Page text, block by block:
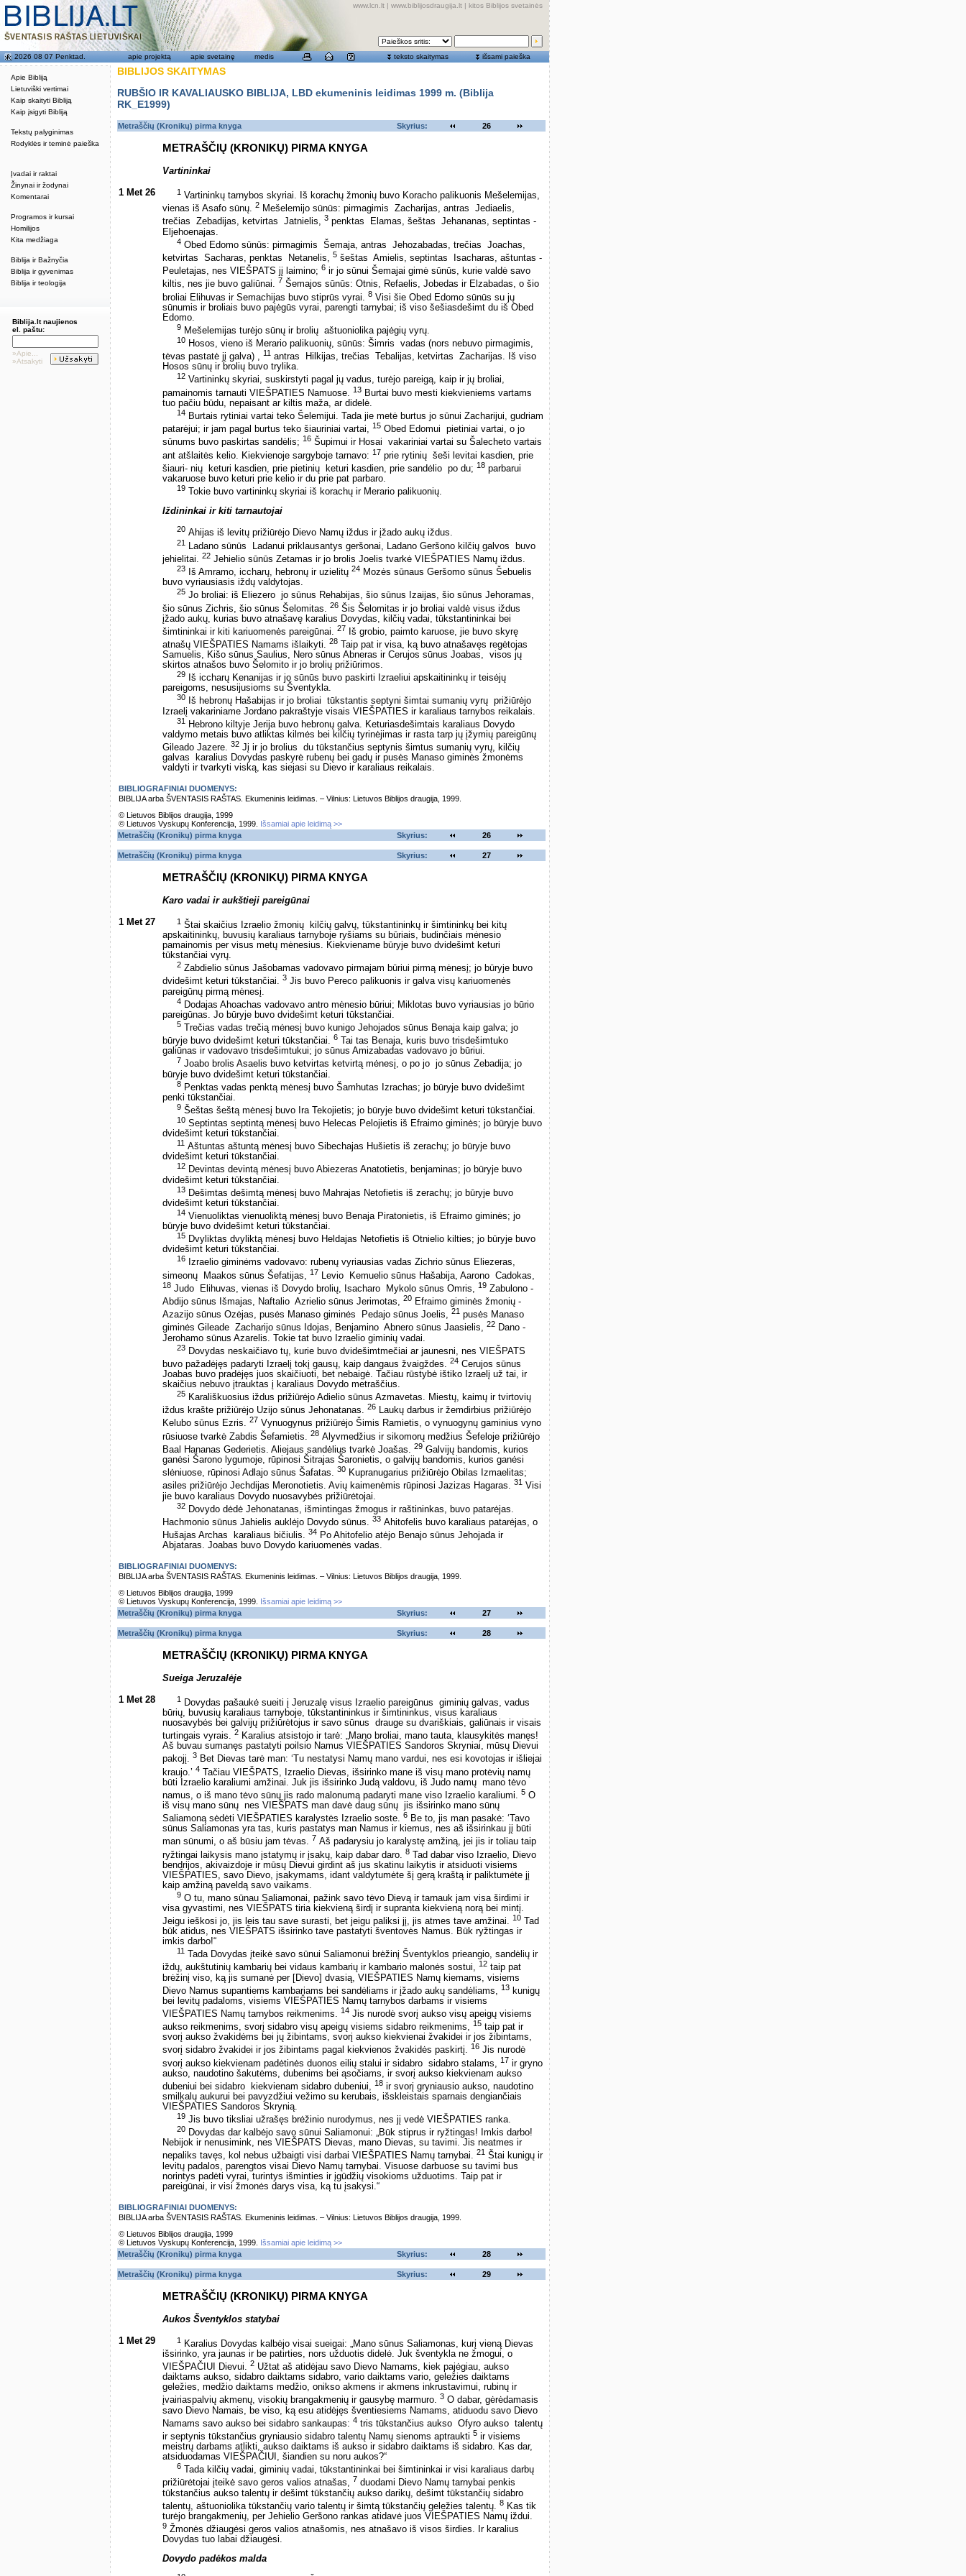
Apie Bibliją
Lietuviški vertimai
Kaip skaityti Bibliją
Kaip įsigyti Bibliją
Tekstų palyginimas
Rodyklės ir teminė paieška
Įvadai ir raktai
Žinynai ir žodynai
Komentarai
Programos ir kursai
Homilijos
Kita medžiaga
Biblija ir Bažnyčia
Biblija ir gyvenimas
Biblija ir teologija
www.lcn.lt | www.biblijosdraugija.lt | kitos Biblijos svetainės
2026 08 07 Penktad. apie projektą apie svetainę medis teksto skaitymas išsami paieška
Biblija.lt naujienos
el. paštu:
»Apie...
»Atsakyti
BIBLIJOS SKAITYMAS
RUBŠIO IR KAVALIAUSKO BIBLIJA, LBD ekumeninis leidimas 1999 m. (Biblija
RK_E1999)
Metraščių (Kronikų) pirma knyga Skyrius: 26
METRAŠČIŲ (KRONIKŲ) PIRMA KNYGA
Vartininkai
1 Met 26 1 Vartininkų tarnybos skyriai. Iš korachų žmonių buvo Koracho palikuonis Mešelemijas,
vienas iš Asafo sūnų. 2 Mešelemijo sūnūs: pirmagimis ­ Zacharijas, antras ­ Jediaelis,
trečias ­ Zebadijas, ketvirtas ­ Jatnielis, 3 penktas ­ Elamas, šeštas ­ Jehananas, septintas ­
Eljehoenajas.
4 Obed Edomo sūnūs: pirmagimis ­ Šemaja, antras ­ Jehozabadas, trečias ­ Joachas,
ketvirtas ­ Sacharas, penktas ­ Netanelis, 5 šeštas ­ Amielis, septintas ­ Isacharas, aštuntas ­
Peuletajas, nes VIEŠPATS jį laimino; 6 ir jo sūnui Šemajai gimė sūnūs, kurie valdė savo
kiltis, nes jie buvo galiūnai. 7 Šemajos sūnūs: Otnis, Refaelis, Jobedas ir Elzabadas, o šio
broliai Elihuvas ir Semachijas buvo stiprūs vyrai. 8 Visi šie Obed Edomo sūnūs su jų
sūnumis ir broliais buvo pajėgūs vyrai, parengti tarnybai; iš viso šešiasdešimt du iš Obed
Edomo.
9 Mešelemijas turėjo sūnų ir brolių ­ aštuoniolika pajėgių vyrų.
10 Hosos, vieno iš Merario palikuonių, sūnūs: Šimris ­ vadas (nors nebuvo pirmagimis,
tėvas pastatė jį galva) , 11 antras ­ Hilkijas, trečias ­ Tebalijas, ketvirtas ­ Zacharijas. Iš viso
Hosos sūnų ir brolių buvo trylika.
12 Vartininkų skyriai, suskirstyti pagal jų vadus, turėjo pareigą, kaip ir jų broliai,
pamainomis tarnauti VIEŠPATIES Namuose. 13 Burtai buvo mesti kiekvieniems vartams
tuo pačiu būdu, nepaisant ar kiltis maža, ar didelė.
14 Burtais rytiniai vartai teko Šelemijui. Tada jie metė burtus jo sūnui Zacharijui, gudriam
patarėjui; ir jam pagal burtus teko šiauriniai vartai, 15 Obed Edomui ­ pietiniai vartai, o jo
sūnums buvo paskirtas sandėlis; 16 Šupimui ir Hosai ­ vakariniai vartai su Šalecheto vartais
ant atšlaitės kelio. Kiekvienoje sargyboje tarnavo: 17 prie rytinių ­ šeši levitai kasdien, prie
šiauri- nių ­ keturi kasdien, prie pietinių ­ keturi kasdien, prie sandėlio ­ po du; 18 parbarui
vakaruose buvo keturi prie kelio ir du prie pat parbaro.
19 Tokie buvo vartininkų skyriai iš korachų ir Merario palikuonių.
Iždininkai ir kiti tarnautojai
20 Ahijas iš levitų prižiūrėjo Dievo Namų iždus ir įžado aukų iždus.
21
Ladano sūnūs ­ Ladanui priklausantys geršonai, Ladano Geršono kilčių galvos ­ buvo
jehielitai. 22 Jehielio sūnūs Zetamas ir jo brolis Joelis tvarkė VIEŠPATIES Namų iždus.
23 Iš Amramo, iccharų, hebronų ir uzielitų 24 Mozės sūnaus Geršomo sūnus Šebuelis
buvo vyriausiasis iždų valdytojas.
25 Jo broliai: iš Eliezero ­ jo sūnus Rehabijas, šio sūnus Izaijas, šio sūnus Jehoramas,
šio sūnus Zichris, šio sūnus Šelomitas. 26 Šis Šelomitas ir jo broliai valdė visus iždus
įžado aukų, kurias buvo atnašavę karalius Dovydas, kilčių vadai, tūkstantininkai bei
šimtininkai ir kiti kariuomenės pareigūnai. 27 Iš grobio, paimto karuose, jie buvo skyrę
atnašų VIEŠPATIES Namams išlaikyti. 28 Taip pat ir visa, ką buvo atnašavęs regėtojas
Samuelis, Kišo sūnus Saulius, Nero sūnus Abneras ir Cerujos sūnus Joabas, ­ visos jų
skirtos atnašos buvo Šelomito ir jo brolių prižiūrimos.
29 Iš iccharų Kenanijas ir jo sūnūs buvo paskirti Izraeliui apskaitininkų ir teisėjų
pareigoms, nesusijusioms su Šventykla.
30 Iš hebronų Hašabijas ir jo broliai ­ tūkstantis septyni šimtai sumanių vyrų ­ prižiūrėjo
Izraelį vakariniame Jordano pakraštyje visais VIEŠPATIES ir karaliaus tarnybos reikalais.
31
Hebrono kiltyje Jerija buvo hebronų galva. Keturiasdešimtais karaliaus Dovydo
valdymo metais buvo atliktas kilmės bei kilčių tyrinėjimas ir rasta tarp jų įžymių pareigūnų
Gileado Jazere. 32 Jį ir jo brolius ­ du tūkstančius septynis šimtus sumanių vyrų, kilčių
galvas ­ karalius Dovydas paskyrė rubenų bei gadų ir pusės Manaso giminės žmonėms
valdyti ir tvarkyti viską, kas siejasi su Dievo ir karaliaus reikalais.
BIBLIOGRAFINIAI DUOMENYS:
BIBLIJA arba ŠVENTASIS RAŠTAS. Ekumeninis leidimas. – Vilnius: Lietuvos Biblijos draugija, 1999.
© Lietuvos Biblijos draugija, 1999
© Lietuvos Vyskupų Konferencija, 1999.
Išsamiai apie leidimą >>
Metraščių (Kronikų) pirma knyga
Skyrius: 26
Metraščių (Kronikų) pirma knyga Skyrius: 27
METRAŠČIŲ (KRONIKŲ) PIRMA KNYGA
Karo vadai ir aukštieji pareigūnai
1 Met 27 1 Štai skaičius Izraelio žmonių ­ kilčių galvų, tūkstantininkų ir šimtininkų bei kitų
apskaitininkų, buvusių karaliaus tarnyboje ryšiams su būriais, budinčiais mėnesio
pamainomis per visus metų mėnesius. Kiekviename būryje buvo dvidešimt keturi
tūkstančiai vyrų.
2 Zabdielio sūnus Jašobamas vadovavo pirmajam būriui pirmą mėnesį; jo būryje buvo
dvidešimt keturi tūkstančiai. 3 Jis buvo Pereco palikuonis ir galva visų kariuomenės
pareigūnų pirmą mėnesį.
4 Dodajas Ahoachas vadovavo antro mėnesio būriui; Miklotas buvo vyriausias jo būrio
pareigūnas. Jo būryje buvo dvidešimt keturi tūkstančiai.
5 Trečias vadas trečią mėnesį buvo kunigo Jehojados sūnus Benaja kaip galva; jo
būryje buvo dvidešimt keturi tūkstančiai. 6 Tai tas Benaja, kuris buvo trisdešimtuko
galiūnas ir vadovavo trisdešimtukui; jo sūnus Amizabadas vadovavo jo būriui.
7 Joabo brolis Asaelis buvo ketvirtas ketvirtą mėnesį, o po jo ­ jo sūnus Zebadija; jo
būryje buvo dvidešimt keturi tūkstančiai.
8 Penktas vadas penktą mėnesį buvo Šamhutas Izrachas; jo būryje buvo dvidešimt
penki tūkstančiai.
9 Šeštas šeštą mėnesį buvo Ira Tekojietis; jo būryje buvo dvidešimt keturi tūkstančiai.
10 Septintas septintą mėnesį buvo Helecas Pelojietis iš Efraimo giminės; jo būryje buvo
dvidešimt keturi tūkstančiai.
11 Aštuntas aštuntą mėnesį buvo Sibechajas Hušietis iš zerachų; jo būryje buvo
dvidešimt keturi tūkstančiai.
12 Devintas devintą mėnesį buvo Abiezeras Anatotietis, benjaminas; jo būryje buvo
dvidešimt keturi tūkstančiai.
13 Dešimtas dešimtą mėnesį buvo Mahrajas Netofietis iš zerachų; jo būryje buvo
dvidešimt keturi tūkstančiai.
14 Vienuoliktas vienuoliktą mėnesį buvo Benaja Piratonietis, iš Efraimo giminės; jo
būryje buvo dvidešimt keturi tūkstančiai.
15 Dvyliktas dvyliktą mėnesį buvo Heldajas Netofietis iš Otnielio kilties; jo būryje buvo
dvidešimt keturi tūkstančiai.
16 Izraelio giminėms vadovavo: rubenų vyriausias vadas Zichrio sūnus Eliezeras,
simeonų ­ Maakos sūnus Šefatijas,
17 Levio ­ Kemuelio sūnus Hašabija, Aarono ­ Cadokas,
18 Judo ­ Elihuvas, vienas iš Dovydo brolių, Isacharo ­ Mykolo sūnus Omris, 19 Zabulono ­
Abdijo sūnus Išmajas, Naftalio ­ Azrielio sūnus Jerimotas, 20 Efraimo giminės žmonių ­
Azazijo sūnus Ozėjas, pusės Manaso giminės ­ Pedajo sūnus Joelis, 21 pusės Manaso
giminės Gileade ­ Zacharijo sūnus Idojas, Benjamino ­ Abnero sūnus Jaasielis, 22 Dano ­
Jerohamo sūnus Azarelis. Tokie tat buvo Izraelio giminių vadai.
23 Dovydas neskaičiavo tų, kurie buvo dvidešimtmečiai ar jaunesni, nes VIEŠPATS
buvo pažadėjęs padaryti Izraelį tokį gausų, kaip dangaus žvaigždes. 24 Cerujos sūnus
Joabas buvo pradėjęs juos skaičiuoti, bet nebaigė. Tačiau rūstybė ištiko Izraelį už tai, ir
skaičius nebuvo įtrauktas į karaliaus Dovydo metraščius.
25 Karališkuosius iždus prižiūrėjo Adielio sūnus Azmavetas. Miestų, kaimų ir tvirtovių
iždus krašte prižiūrėjo Uzijo sūnus Jehonatanas. 26 Laukų darbus ir žemdirbius prižiūrėjo
Kelubo sūnus Ezris. 27 Vynuogynus prižiūrėjo Šimis Ramietis, o vynuogynų gaminius vyno
rūsiuose tvarkė Zabdis Šefamietis. 28 Alyvmedžius ir sikomorų medžius Šefeloje prižiūrėjo
Baal Hananas Gederietis. Aliejaus sandėlius tvarkė Joašas. 29 Galvijų bandomis, kurios
ganėsi Šarono lygumoje, rūpinosi Šitrajas Šaronietis, o galvijų bandomis, kurios ganėsi
slėniuose, rūpinosi Adlajo sūnus Šafatas. 30 Kupranugarius prižiūrėjo Obilas Izmaelitas;
asiles prižiūrėjo Jechdijas Meronotietis. Avių kaimenėmis rūpinosi Jazizas Hagaras. 31 Visi
jie buvo karaliaus Dovydo nuosavybės prižiūrėtojai.
32 Dovydo dėdė Jehonatanas, išmintingas žmogus ir raštininkas, buvo patarėjas.
Hachmonio sūnus Jahielis auklėjo Dovydo sūnus. 33 Ahitofelis buvo karaliaus patarėjas, o
Hušajas Archas ­ karaliaus bičiulis. 34 Po Ahitofelio atėjo Benajo sūnus Jehojada ir
Abjataras. Joabas buvo Dovydo kariuomenės vadas.
BIBLIOGRAFINIAI DUOMENYS:
BIBLIJA arba ŠVENTASIS RAŠTAS. Ekumeninis leidimas. – Vilnius: Lietuvos Biblijos draugija, 1999.
© Lietuvos Biblijos draugija, 1999
© Lietuvos Vyskupų Konferencija, 1999.
Išsamiai apie leidimą >>
Metraščių (Kronikų) pirma knyga
Skyrius: 27
Metraščių (Kronikų) pirma knyga Skyrius: 28
METRAŠČIŲ (KRONIKŲ) PIRMA KNYGA
Sueiga Jeruzalėje
1 Met 28 1
Dovydas pašaukė sueiti į Jeruzalę visus Izraelio pareigūnus ­ giminių galvas, vadus
būrių, buvusių karaliaus tarnyboje, tūkstantininkus ir šimtininkus, visus karaliaus
nuosavybės bei galvijų prižiūrėtojus ir savo sūnus ­ drauge su dvariškiais, galiūnais ir visais
turtingais vyrais. 2 Karalius atsistojo ir tarė: „Mano broliai, mano tauta, klausykitės manęs!
Aš buvau sumanęs pastatyti poilsio Namus VIEŠPATIES Sandoros Skryniai, mūsų Dievui
pakojį. 3 Bet Dievas tarė man: ‘Tu nestatysi Namų mano vardui, nes esi kovotojas ir išliejai
kraujo.’ 4 Tačiau VIEŠPATS, Izraelio Dievas, išsirinko mane iš visų mano protėvių namų
būti Izraelio karaliumi amžinai. Juk jis išsirinko Judą valdovu, iš Judo namų ­ mano tėvo
namus, o iš mano tėvo sūnų jis rado malonumą padaryti mane viso Izraelio karaliumi. 5 O
iš visų mano sūnų ­ nes VIEŠPATS man davė daug sūnų ­ jis išsirinko mano sūnų
Saliamoną sėdėti VIEŠPATIES karalystės Izraelio soste. 6 Be to, jis man pasakė: ‘Tavo
sūnus Saliamonas yra tas, kuris pastatys man Namus ir kiemus, nes aš išsirinkau jį būti
man sūnumi, o aš būsiu jam tėvas. 7 Aš padarysiu jo karalystę amžiną, jei jis ir toliau taip
ryžtingai laikysis mano įstatymų ir įsakų, kaip dabar daro. 8 Tad dabar viso Izraelio, Dievo
bendrijos, akivaizdoje ir mūsų Dievui girdint aš jus skatinu laikytis ir atsiduoti visiems
VIEŠPATIES, savo Dievo, įsakymams, idant valdytumėte šį gerą kraštą ir paliktumėte jį
kaip amžiną paveldą savo vaikams.
9 O tu, mano sūnau Saliamonai, pažink savo tėvo Dievą ir tarnauk jam visa širdimi ir
visa gyvastimi, nes VIEŠPATS tiria kiekvieną širdį ir supranta kiekvieną norą bei mintį.
Jeigu ieškosi jo, jis leis tau save surasti, bet jeigu paliksi jį, jis atmes tave amžinai. 10 Tad
būk atidus, nes VIEŠPATS išsirinko tave pastatyti šventovės Namus. Būk ryžtingas ir
imkis darbo!“
11
Tada Dovydas įteikė savo sūnui Saliamonui brėžinį Šventyklos prieangio, sandėlių ir
iždų, aukštutinių kambarių bei vidaus kambarių ir kambario malonės sostui, 12 taip pat
brėžinį viso, ką jis sumanė per [Dievo] dvasią, VIEŠPATIES Namų kiemams, visiems
Dievo Namus supantiems kambariams bei sandėliams ir įžado aukų sandėliams, 13 kunigų
bei levitų padaloms, visiems VIEŠPATIES Namų tarnybos darbams ir visiems
VIEŠPATIES Namų tarnybos reikmenims. 14 Jis nurodė svorį aukso visų apeigų visiems
aukso reikmenims, svorį sidabro visų apeigų visiems sidabro reikmenims, 15 taip pat ir
svorį aukso žvakidėms bei jų žibintams, svorį aukso kiekvienai žvakidei ir jos žibintams,
svorį sidabro žvakidei ir jos žibintams pagal kiekvienos žvakidės paskirtį. 16 Jis nurodė
svorį aukso kiekvienam padėtinės duonos eilių stalui ir sidabro ­ sidabro stalams,
17 ir gryno
aukso, naudotino šakutėms, dubenims bei ąsočiams, ir svorį aukso kiekvienam aukso
dubeniui bei sidabro ­ kiekvienam sidabro dubeniui, 18 ir svorį gryniausio aukso, naudotino
smilkalų aukurui bei pavyzdžiui vežimo su kerubais, išskleistais sparnais dengiančiais
VIEŠPATIES Sandoros Skrynią.
19 Jis buvo tiksliai užrašęs brėžinio nurodymus, nes jį vedė VIEŠPATIES ranka.
20 Dovydas dar kalbėjo savo sūnui Saliamonui: „Būk stiprus ir ryžtingas! Imkis darbo!
Nebijok ir nenusimink, nes VIEŠPATS Dievas, mano Dievas, su tavimi. Jis neatmes ir
nepaliks tavęs, kol nebus užbaigti visi darbai VIEŠPATIES Namų tarnybai. 21 Štai kunigų ir
levitų padalos, parengtos visai Dievo Namų tarnybai. Visuose darbuose su tavimi bus
norintys padėti vyrai, turintys išminties ir įgūdžių visokioms užduotims. Taip pat ir
pareigūnai, ir visi žmonės darys visa, ką tu įsakysi.“
BIBLIOGRAFINIAI DUOMENYS:
BIBLIJA arba ŠVENTASIS RAŠTAS. Ekumeninis leidimas. – Vilnius: Lietuvos Biblijos draugija, 1999.
© Lietuvos Biblijos draugija, 1999
© Lietuvos Vyskupų Konferencija, 1999.
Išsamiai apie leidimą >>
Metraščių (Kronikų) pirma knyga
Skyrius: 28
Metraščių (Kronikų) pirma knyga Skyrius: 29
METRAŠČIŲ (KRONIKŲ) PIRMA KNYGA
Aukos Šventyklos statybai
1 Met 29 1
Karalius Dovydas kalbėjo visai sueigai: „Mano sūnus Saliamonas, kurį vieną Dievas
išsirinko, yra jaunas ir be patirties, nors užduotis didelė. Juk šventykla ne žmogui, o
VIEŠPAČIUI Dievui. 2 Užtat aš atidėjau savo Dievo Namams, kiek pajėgiau, aukso
daiktams aukso, sidabro daiktams sidabro, vario daiktams vario, geležies daiktams
geležies, medžio daiktams medžio, onikso akmens ir akmens inkrustavimui, rubinų ir
įvairiaspalvių akmenų, visokių brangakmenių ir gausybę marmuro. 3 O dabar, gėrėdamasis
savo Dievo Namais, be viso, ką esu atidėjęs šventiesiems Namams, atiduodu savo Dievo
Namams savo aukso bei sidabro sankaupas: 4 tris tūkstančius aukso ­ Ofyro aukso ­ talentų
ir septynis tūkstančius gryniausio sidabro talentų Namų sienoms aptraukti 5 ir visiems
meistrų darbams atlikti, aukso daiktams iš aukso ir sidabro daiktams iš sidabro. Kas dar,
atsiduodamas VIEŠPAČIUI, šiandien su noru aukos?“
6 Tada kilčių vadai, giminių vadai, tūkstantininkai bei šimtininkai ir visi karaliaus darbų
prižiūrėtojai įteikė savo geros valios atnašas, 7 duodami Dievo Namų tarnybai penkis
tūkstančius aukso talentų ir dešimt tūkstančių aukso darikų, dešimt tūkstančių sidabro
talentų, aštuoniolika tūkstančių vario talentų ir šimtą tūkstančių geležies talentų. 8 Kas tik
turėjo brangakmenių, per Jehielio Geršono rankas atidavė juos VIEŠPATIES Namų iždui.
9 Žmonės džiaugėsi geros valios atnašomis, nes atnašavo iš visos širdies. Ir karalius
Dovydas tuo labai džiaugėsi.
Dovydo padėkos malda